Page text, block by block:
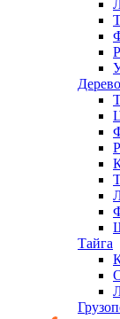
Тайга